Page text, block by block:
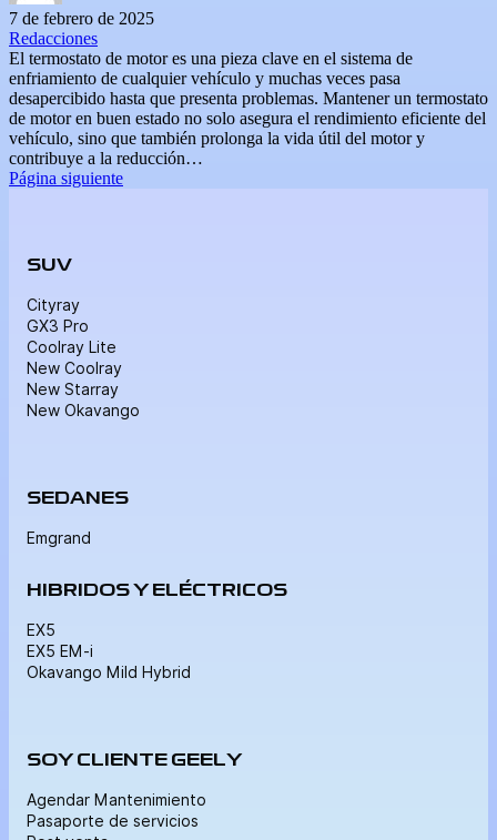
7 de febrero de 2025
Redacciones
El termostato de motor es una pieza clave en el sistema de
enfriamiento de cualquier vehículo y muchas veces pasa
desapercibido hasta que presenta problemas. Mantener un termostato
de motor en buen estado no solo asegura el rendimiento eficiente del
vehículo, sino que también prolonga la vida útil del motor y
contribuye a la reducción…
Página siguiente
SUV
Cityray
GX3 Pro
Coolray Lite
New Coolray
New Starray
New Okavango
SEDANES
Emgrand
HIBRIDOS Y ELÉCTRICOS
EX5
EX5 EM-i
Okavango Mild Hybrid
SOY CLIENTE GEELY
Agendar Mantenimiento
Pasaporte de servicios